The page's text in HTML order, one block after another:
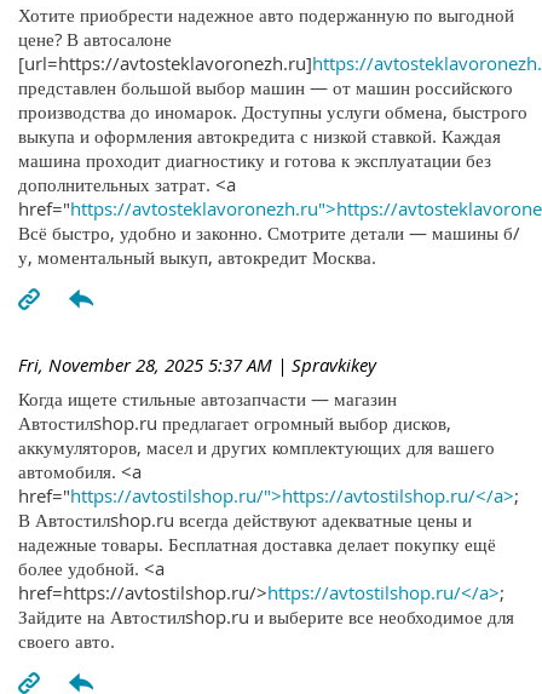
Хотите приобрести надежное авто подержанную по выгодной
цене? В автосалоне
[url=https://avtosteklavoronezh.ru]https://
представлен большой выбор машин — от машин российского
производства до иномарок. Доступны услуги обмена, быстрого
выкупа и оформления автокредита с низкой ставкой. Каждая
машина проходит диагностику и готова к эксплуатации без
дополнительных затрат. <a
href="https://avtosteklavoronezh.ru">https://
Всё быстро, удобно и законно. Смотрите детали — машины б/
у, моментальный выкуп, автокредит Москва.
Fri, November 28, 2025 5:37 AM | Spravkikey
Когда ищете стильные автозапчасти — магазин
Автостилshop.ru предлагает огромный выбор дисков,
аккумуляторов, масел и других комплектующих для вашего
автомобиля. <a
href="https://avtostilshop.ru/">https://avtostilshop.ru/</a>;
В Автостилshop.ru всегда действуют адекватные цены и
надежные товары. Бесплатная доставка делает покупку ещё
более удобной. <a
href=https://avtostilshop.ru/>https://avtostilshop.ru/</a>;
Зайдите на Автостилshop.ru и выберите все необходимое для
своего авто.